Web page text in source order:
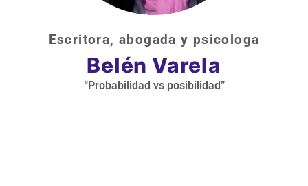
Escritora, abogada y psicologa
Belén Varela
“Probabilidad vs posibilidad”